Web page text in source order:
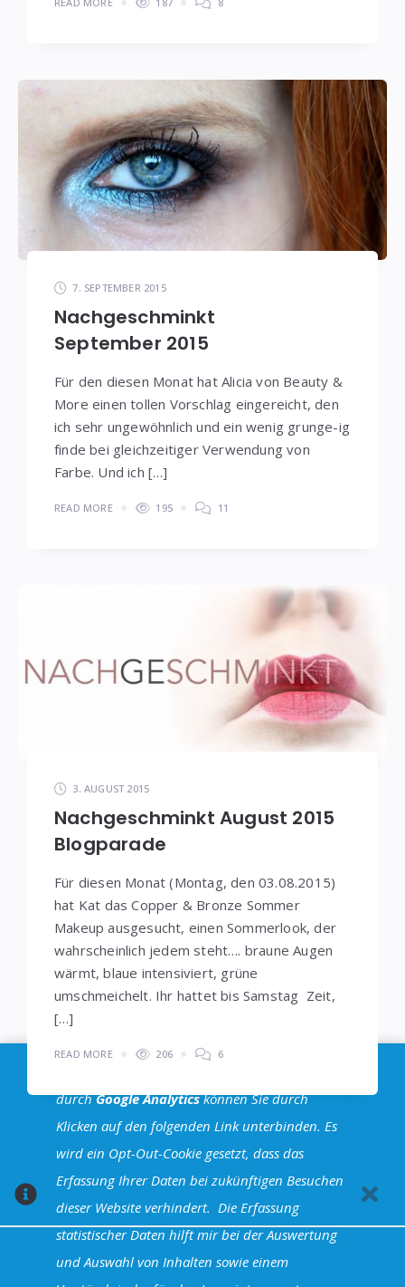
7. SEPTEMBER 2015
Nachgeschminkt
September 2015
Für den diesen Monat hat Alicia von Beauty &
More einen tollen Vorschlag eingereicht, den
ich sehr ungewöhnlich und ein wenig grunge-ig
finde bei gleichzeitiger Verwendung von
Farbe. Und ich […]
READ MORE 195 11
3. AUGUST 2015
Nachgeschminkt August 2015
Blogparade
Für diesen Monat (Montag, den 03.08.2015)
hat Kat das Copper & Bronze Sommer
Makeup ausgesucht, einen Sommerlook, der
wahrscheinlich jedem steht…. braune Augen
wärmt, blaue intensiviert, grüne
umschmeichelt. Ihr hattet bis Samstag Zeit,
[…]
READ MORE 206 6
Seitennummerierung
der
Beiträge
1 2 … 8
Halva Theme - Powered by WordPress
durchGoogle Analyticskönnen Sie durch
Klicken auf den folgenden Link unterbinden. Es
wird ein Opt-Out-Cookie gesetzt, dass das
Erfassung Ihrer Daten bei zukünftigen Besuchen
dieser Website verhindert. Die Erfassung
statistischer Daten hilft mir bei der Auswertung
und Auswahl von Inhalten sowie einem